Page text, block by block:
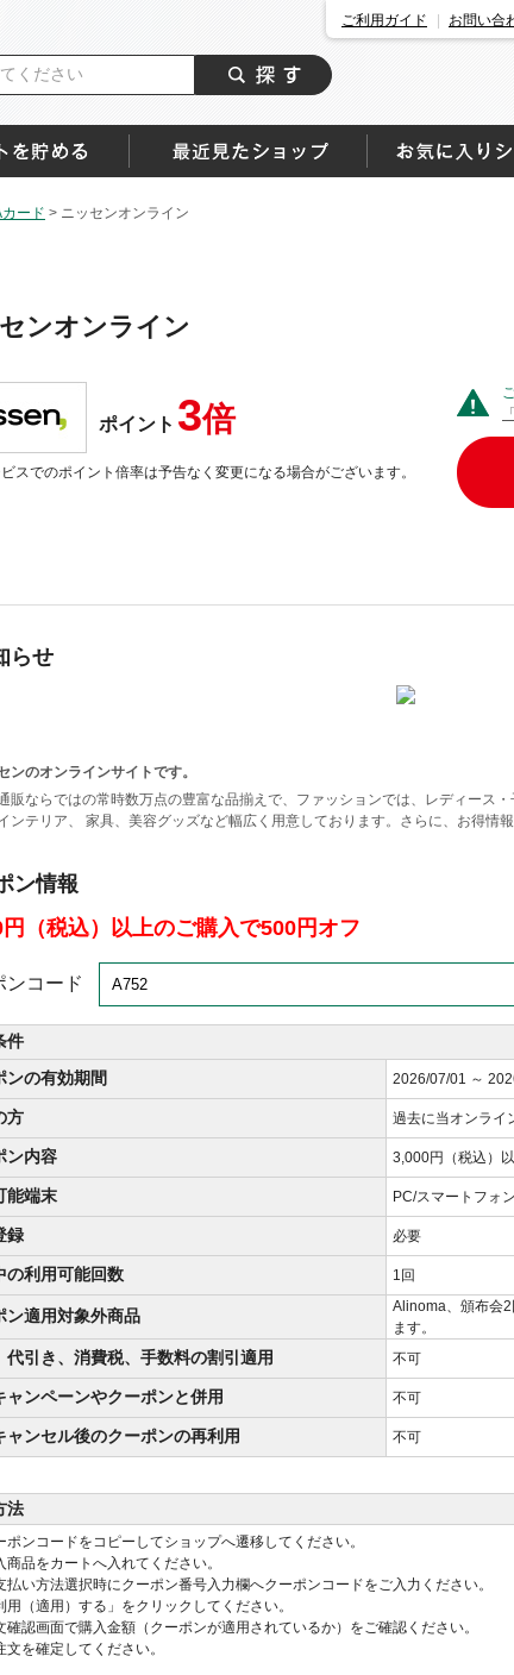
ご利用ガイド お問い合
ード > ニッセンオンライン
ンオンライン
ポイント 3倍
スでのポイント倍率は予告なく変更になる場合がございます。
らせ
ンのオンラインサイトです。
販ならではの常時数万点の豊富な品揃えで、ファッションでは、レディース
ンテリア、 家具、美容グッズなど幅広く用意しております。さらに、お得情
ン情報
（税込）以上のご購入で500円オフ
ンコード
件
ンの有効期間
2026/07/01 ～
方 過去に当オンライ
ン内容 3,000円（税込）
能端末 PC/スマートフォン
録 必要
の利用可能回数 1回
ン適用対象外商品
Alinoma、頒布会2
ます。
代引き、消費税、手数料の割引適用 不可
ャンペーンやクーポンと併用 不可
ャンセル後のクーポンの再利用 不可
法
ポンコードをコピーしてショップへ遷移してください。
商品をカートへ入れてください。
払い方法選択時にクーポン番号入力欄へクーポンコードをご入力ください。
用（適用）する」をクリックしてください。
確認画面で購入金額（クーポンが適用されているか）をご確認ください。
文を確定してください。